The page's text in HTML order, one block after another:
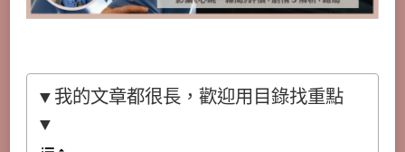
▼我的文章都很長，歡迎用目錄找重點
▼